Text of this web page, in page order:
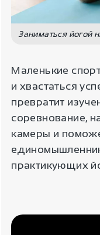
Заниматься йогой
Маленькие
и хвастаться
превратит
соревнование,
камеры и
практикующих